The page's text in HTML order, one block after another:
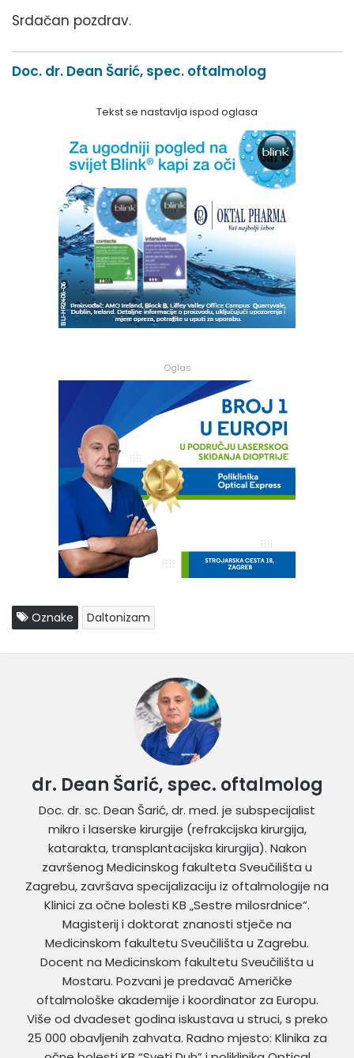
Srdačan pozdrav.
Doc. dr. Dean Šarić, spec. oftalmolog
Tekst se nastavlja ispod oglasa
Oglas
Oznake Daltonizam
dr. Dean Šarić, spec. oftalmolog
Doc. dr. sc. Dean Šarić, dr. med. je subspecijalist
mikro i laserske kirurgije (refrakcijska kirurgija,
katarakta, transplantacijska kirurgija). Nakon
završenog Medicinskog fakulteta Sveučilišta u
Zagrebu, završava specijalizaciju iz oftalmologije na
Klinici za očne bolesti KB „Sestre milosrdnice“.
Magisterij i doktorat znanosti stječe na
Medicinskom fakultetu Sveučilišta u Zagrebu.
Docent na Medicinskom fakultetu Sveučilišta u
Mostaru. Pozvani je predavač Američke
oftalmološke akademije i koordinator za Europu.
Više od dvadeset godina iskustava u struci, s preko
25 000 obavljenih zahvata. Radno mjesto: Klinika za